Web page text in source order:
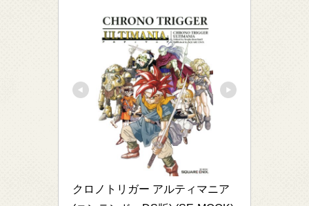
クロノトリガー アルティマニア